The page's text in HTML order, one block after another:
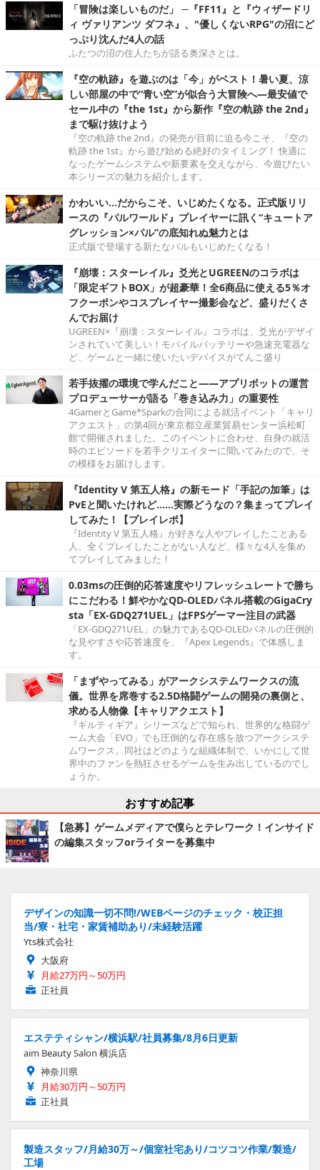
「冒険は楽しいものだ」 ─『FF11』と『ウィザードリ
ィ ヴァリアンツ ダフネ』、"優しくないRPG"の沼にど
っぷり沈んだ4人の話
ふたつの沼の住人たちが語る奥深さとは。
『空の軌跡』を遊ぶのは「今」がベスト！暑い夏、涼
しい部屋の中で“青い空”が似合う大冒険へ―最安値で
セール中の『the 1st』から新作『空の軌跡 the 2nd』
まで駆け抜けよう
『空の軌跡 the 2nd』の発売が目前に迫る今こそ、『空の
軌跡 the 1st』から遊び始める絶好のタイミング！ 快適に
なったゲームシステムや新要素を交えながら、今遊びたい
本シリーズの魅力を紹介します。
かわいい…だからこそ、いじめたくなる。正式版リリ
ースの『パルワールド』プレイヤーに訊く“キュートア
グレッション×パル”の底知れぬ魅力とは
正式版で登場する新たなパルもいじめたくなる！
『崩壊：スターレイル』爻光とUGREENのコラボは
「限定ギフトBOX」が超豪華！全6商品に使える5％オ
フクーポンやコスプレイヤー撮影会など、盛りだくさ
んでお届け
UGREEN×『崩壊：スターレイル』コラボは、爻光がデザイ
ンされていて美しい！モバイルバッテリーや急速充電器な
ど、ゲームと一緒に使いたいデバイスがてんこ盛り
若手抜擢の環境で学んだこと――アプリボットの運営
プロデューサーが語る「巻き込み力」の重要性
4GamerとGame*Sparkの合同による就活イベント「キャリ
アクエスト」の第4回が東京都立産業貿易センター浜松町
館で開催されました。このイベントに合わせ、自身の就活
時のエピソードを若手クリエイターに聞いてみたので、そ
の模様をお届けします。
『Identity V 第五人格』の新モード「手記の加筆」は
PvEと聞いたけれど……実際どうなの？集まってプレイ
してみた！【プレイレポ】
『Identity V 第五人格』が好きな人やプレイしたことある
人、全くプレイしたことがない人など、様々な4人を集め
てプレイしてみました！
0.03msの圧倒的応答速度やリフレッシュレートで勝ち
にこだわる！鮮やかなQD-OLEDパネル搭載のGigaCry
sta「EX-GDQ271UEL」はFPSゲーマー注目の武器
「EX-GDQ271UEL」の魅力であるQD-OLEDパネルの圧倒的
な見やすさや応答速度を、『Apex Legends』で体感しま
す。
「まずやってみる」がアークシステムワークスの流
儀。世界を席巻する2.5D格闘ゲームの開発の裏側と、
求める人物像【キャリアクエスト】
『ギルティギア』シリーズなどで知られ、世界的な格闘ゲ
ーム大会「EVO」でも圧倒的な存在感を放つアークシステ
ムワークス。同社はどのような組織体制で、いかにして世
界中のファンを熱狂させるゲームを生み出しているのでし
ょうか。
おすすめ記事
【急募】ゲームメディアで僕らとテレワーク！インサイド
の編集スタッフorライターを募集中
デザインの知識一切不問!/WEBページのチェック・校正担
当/寮・社宅・家賃補助あり/未経験活躍
Yts株式会社
大阪府
月給27万円～50万円
正社員
エステティシャン/横浜駅/社員募集/8月6日更新
aim Beauty Salon 横浜店
神奈川県
月給30万円～50万円
正社員
製造スタッフ/月給30万～/個室社宅あり/コツコツ作業/製造/
工場